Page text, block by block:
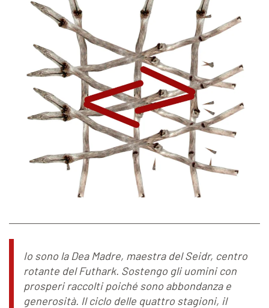
Io sono la Dea Madre, maestra del Seidr, centro
rotante del Futhark. Sostengo gli uomini con
prosperi raccolti poiché sono abbondanza e
generosità. Il ciclo delle quattro stagioni, il